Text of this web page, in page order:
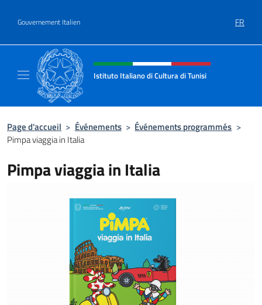
Gouvernement Italien FR
Site Web, social et en-tête de
Istituto Italiano di Cultura di Tunisi
Page d'accueil > Événements > Événements programmés >
Pimpa viaggia in Italia
Pimpa viaggia in Italia